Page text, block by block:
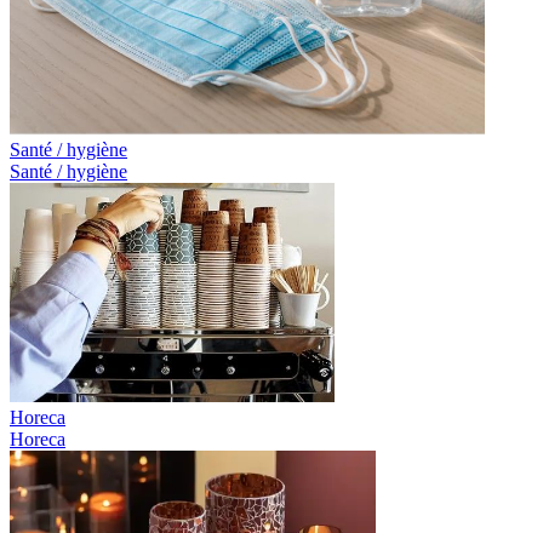
Santé / hygiène
Santé / hygiène
Horeca
Horeca